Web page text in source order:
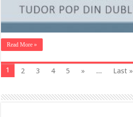
Read More »
1 2 3 4 5 » ... Last »